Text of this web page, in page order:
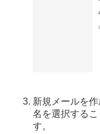
新規メールを作
名を選択する
す。